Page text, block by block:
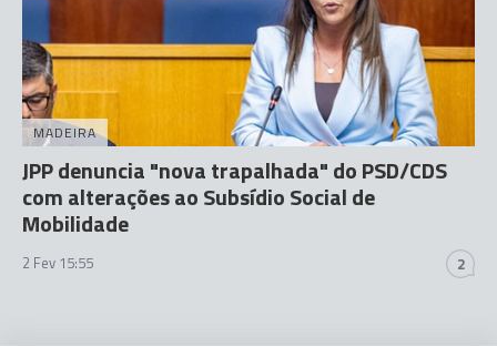
MADEIRA
JPP denuncia "nova trapalhada" do PSD/CDS
com alterações ao Subsídio Social de
Mobilidade
2 Fev 15:55 2